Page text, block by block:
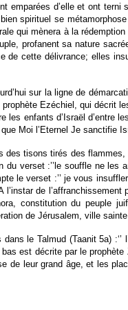
emparées d’elle et ont
spirituel se
qui mènera à la
profanent sa nature
de cette délivrance; elles
sur la ligne de
Ezéchiel, qui décrit
les enfants d’Israël d’entre
Moi l’Eternel Je sanctifie
des tisons tirés des
du verset :’’le souffle ne
le verset :’’ je vous
l’instar de
constitution du peuple
de Jérusalem, ville
le Talmud (Taanit 5a)
bas est décrite par le
de leur grand âge, et les